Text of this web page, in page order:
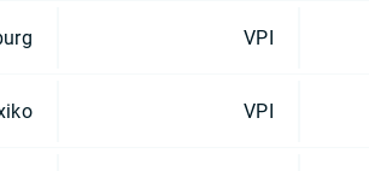
VPI
VPI